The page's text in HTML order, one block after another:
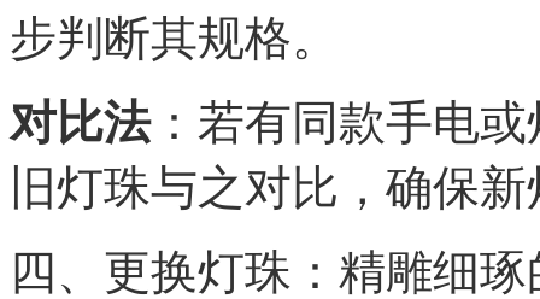
步判断其规格。
对比法：若有同款手电
旧灯珠与之对比，确保
四、更换灯珠：精雕细琢